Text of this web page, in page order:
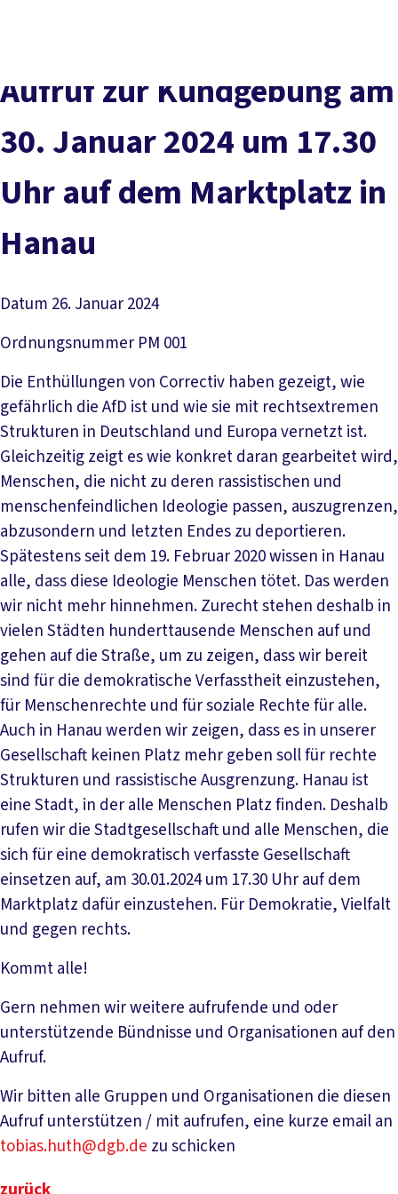
Service
Mitmachen
Aufruf zur Kundgebung am
30. Januar 2024 um 17.30
Uhr auf dem Marktplatz in
Hanau
Datum 26. Januar 2024
Ordnungsnummer PM 001
Die Enthüllungen von Correctiv haben gezeigt, wie
gefährlich die AfD ist und wie sie mit rechtsextremen
Strukturen in Deutschland und Europa vernetzt ist.
Gleichzeitig zeigt es wie konkret daran gearbeitet wird,
Menschen, die nicht zu deren rassistischen und
menschenfeindlichen Ideologie passen, auszugrenzen,
abzusondern und letzten Endes zu deportieren.
Spätestens seit dem 19. Februar 2020 wissen in Hanau
alle, dass diese Ideologie Menschen tötet. Das werden
wir nicht mehr hinnehmen. Zurecht stehen deshalb in
vielen Städten hunderttausende Menschen auf und
gehen auf die Straße, um zu zeigen, dass wir bereit
sind für die demokratische Verfasstheit einzustehen,
für Menschenrechte und für soziale Rechte für alle.
Auch in Hanau werden wir zeigen, dass es in unserer
Gesellschaft keinen Platz mehr geben soll für rechte
Strukturen und rassistische Ausgrenzung. Hanau ist
eine Stadt, in der alle Menschen Platz finden. Deshalb
rufen wir die Stadtgesellschaft und alle Menschen, die
sich für eine demokratisch verfasste Gesellschaft
einsetzen auf, am 30.01.2024 um 17.30 Uhr auf dem
Marktplatz dafür einzustehen. Für Demokratie, Vielfalt
und gegen rechts.
Kommt alle!
Gern nehmen wir weitere aufrufende und oder
unterstützende Bündnisse und Organisationen auf den
Aufruf.
Wir bitten alle Gruppen und Organisationen die diesen
Aufruf unterstützen / mit aufrufen, eine kurze email an
tobias.huth@dgb.de zu schicken